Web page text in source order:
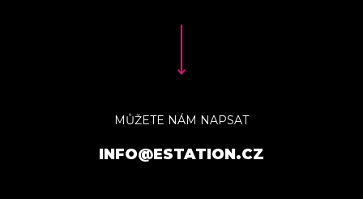
MŮŽETE NÁM NAPSAT
INFO@ESTATION.CZ